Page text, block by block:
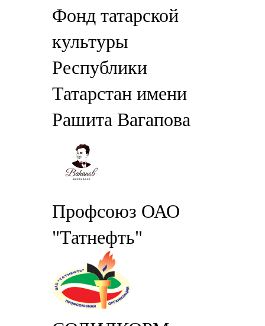
Фонд татарской
культуры
Республики
Татарстан имени
Рашита Вагапова
Профсоюз ОАО
"Татнефть"